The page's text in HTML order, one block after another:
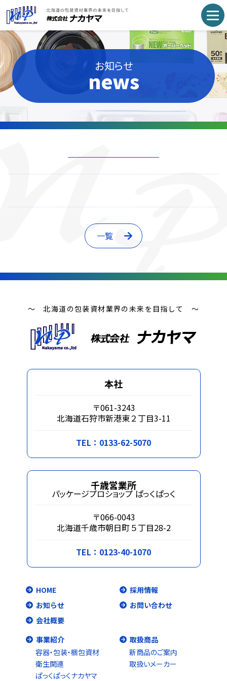
お知らせ
news
一覧
～ 北海道の包装資材業界の未来を目指して ～
本社
〒061-3243
北海道石狩市新港東２丁目3-11
TEL：0133-62-5070
千歳営業所
パッケージプロショップ ぱっくぱっく
〒066-0043
北海道千歳市朝日町５丁目28-2
TEL：0123-40-1070
HOME
お知らせ
会社概要
採用情報
お問い合わせ
事業紹介
容器・包装・梱包資材
衛生関連
ぱっくぱっくナカヤマ
取扱商品
新商品のご案内
取扱いメーカー